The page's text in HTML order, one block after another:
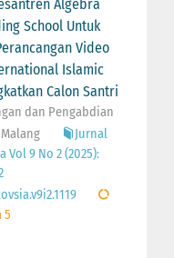
Algebra
School Untuk
Video
Islamic
Calon Santri
dan Pengabdian
Jurnal
Vol 9 No 2 (2025):
5